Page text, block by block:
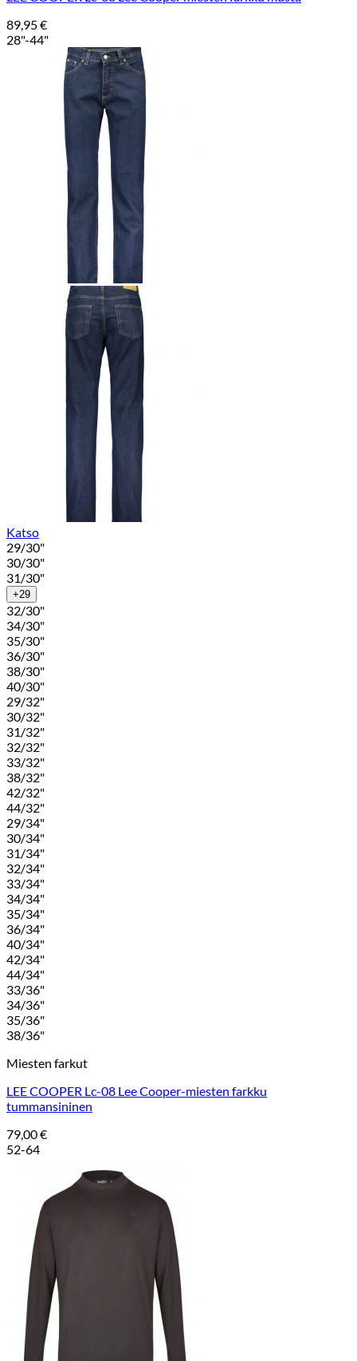
89,95€
28"-44"
Katso
29/30"
30/30"
31/30"
+29
32/30"
34/30"
35/30"
36/30"
38/30"
40/30"
29/32"
30/32"
31/32"
32/32"
33/32"
38/32"
42/32"
44/32"
29/34"
30/34"
31/34"
32/34"
33/34"
34/34"
35/34"
36/34"
40/34"
42/34"
44/34"
33/36"
34/36"
35/36"
38/36"
Miesten farkut
LEE COOPER Lc-08 Lee Cooper-miesten farkku
tummansininen
79,00€
52-64